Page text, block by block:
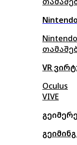
Nintendo
VR
Oculus
VIVE